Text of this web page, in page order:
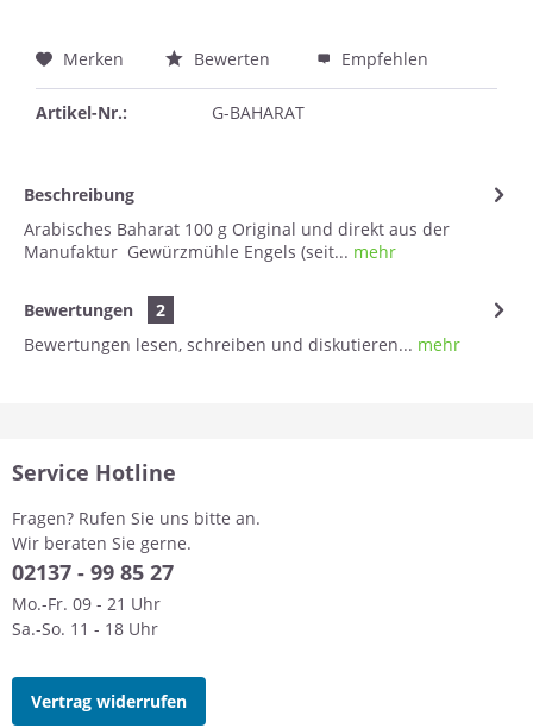
Merken Bewerten Empfehlen
Artikel-Nr.: G-BAHARAT
Beschreibung
Arabisches Baharat 100 g Original und direkt aus der
Manufaktur Gewürzmühle Engels (seit... mehr
Bewertungen
2
Bewertungen lesen, schreiben und diskutieren... mehr
Service Hotline
Fragen? Rufen Sie uns bitte an.
Wir beraten Sie gerne.
02137 - 99 85 27
Mo.-Fr. 09 - 21 Uhr
Sa.-So. 11 - 18 Uhr
Vertrag widerrufen